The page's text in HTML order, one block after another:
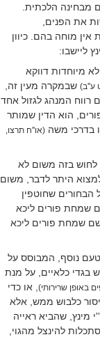
מבחינה הלכתית.
את הפנים,
מוחה בהם. כיוון
ליישבו:
מיוחדות דווקא
ע''ב) שבמקרה מעין זה,
רווח המנהג לגזול אחד
הוא הדין שמותר
בדרכי משה (או''ח תרצו,
לחוש בזה משום לא
היתר לדבר, משום
שחוטפין
שמחת פורים ליכא
שמחת פורים ליכא
נוסף, המבוסס על
בגדי כלאיים, על מנת
באופן שרירותי) , או כדי
כלבוש ממש, אלא
מינץ, שהביא ראייה
להינצל מהגוי,